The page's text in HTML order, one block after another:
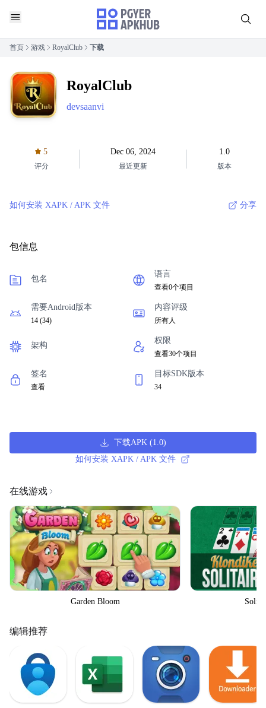
首页 游戏 RoyalClub 下载
RoyalClub
devsaanvi
5
评分
Dec 06, 2024
最近更新
1.0
版本
如何安装 XAPK / APK 文件 分享
包信息
包名
语言
查看0个项目
需要Android版本
14 (34)
内容评级
所有人
架构
权限
查看30个项目
签名
查看
目标SDK版本
34
下载APK(1.0)
如何安装 XAPK / APK 文件
在线游戏
Garden Bloom
编辑推荐